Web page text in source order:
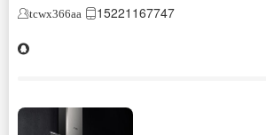
tcwx366aa 15221167747